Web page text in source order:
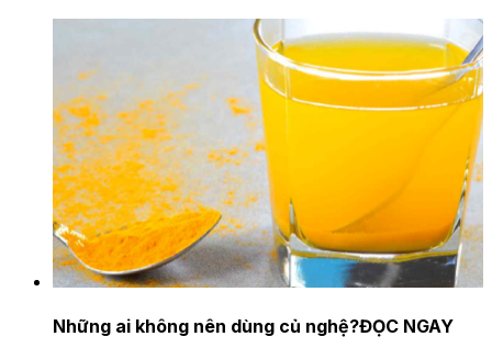
Những ai không nên dùng củ nghệ?ĐỌC NGAY